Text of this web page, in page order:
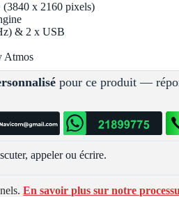
x 2160 pixels)
& 2 x USB
Atmos
pour ce produit —
appeler ou écrire.
En savoir plus sur notre